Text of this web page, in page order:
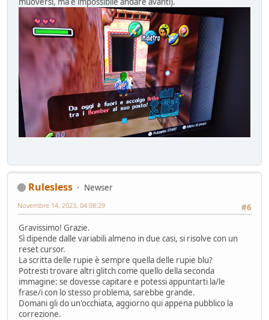
Rulesless
Newser
#6
Novembre 14, 2023, 04:08:29
Gravissimo! Grazie.
Sì dipende dalle variabili almeno in due casi, si risolve con un
reset cursor.
La scritta delle rupie è sempre quella delle rupie blu?
Potresti trovare altri glitch come quello della seconda
immagine: se dovesse capitare e potessi appuntarti la/le
frase/i con lo stesso problema, sarebbe grande.
Domani gli do un'occhiata, aggiorno qui appena pubblico la
correzione.